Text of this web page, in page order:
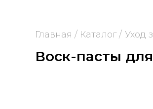
Воск-пасты
Каталог /
Главная / Уход